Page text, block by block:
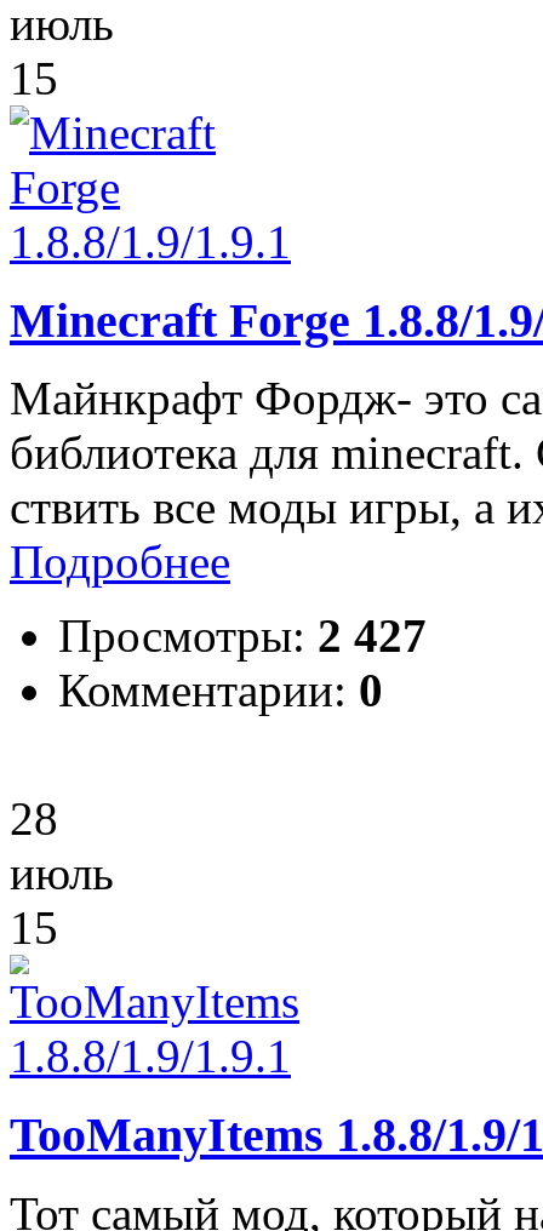
июль
15
Minecraft Forge 1.8.8/
Майнкрафт Фордж- это
библиотека для
ствить все моды игры, а
Подробнее
Просмотры: 2 427
Комментарии: 0
28
июль
15
TooManyItems 1.8.8/1.9/
Тот самый мод, который